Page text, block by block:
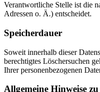
Verantwortliche Stelle ist die
Adressen o. Ä.) entscheidet.
Speicherdauer
Soweit innerhalb dieser
berechtigtes Löschersuchen
Ihrer personenbezogenen
Allgemeine Hinweise